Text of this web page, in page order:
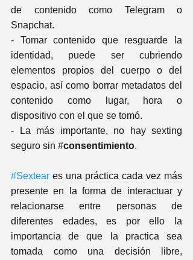
de contenido como Telegram o
Snapchat.
- Tomar contenido que resguarde la
identidad, puede ser cubriendo
elementos propios del cuerpo o del
espacio, así como borrar metadatos del
contenido como lugar, hora o
dispositivo con el que se tomó.
- La más importante, no hay sexting
seguro sin #consentimiento.
#Sextear es una práctica cada vez más
presente en la forma de interactuar y
relacionarse entre personas de
diferentes edades, es por ello la
importancia de que la practica sea
tomada como una decisión libre,